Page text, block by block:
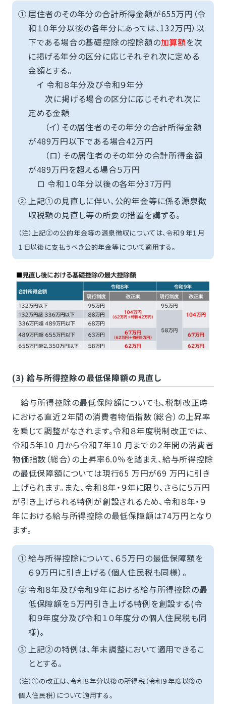
① 居住者のその年分の合計所得金額が655万円（令
和１０年分以後の各年分にあっては、132万円）以
下である場合の基礎控除の控除額の加算額を次
に掲げる年分の区分に応じそれぞれ次に定める
金額とする。
イ 令和８年分及び令和９年分
次に掲げる場合の区分に応じそれぞれ次に
定める金額
（イ）その居住者のその年分の合計所得金額
が489万円以下である場合42万円
（ロ）その居住者のその年分の合計所得金額
が489万円を超える場合５万円
ロ 令和１０年分以後の各年分37万円
② 上記①の見直しに伴い、公的年金等に係る源泉徴
収税額の見直し等の所要の措置を講ずる。
（注）上記②の公的年金等の源泉徴収については、令和９年１月
１日以後に支払うべき公的年金等について適用する。
(3) 給与所得控除の最低保障額の見直し
給与所得控除の最低保障額についても、税制改正時
における直近２年間の消費者物価指数（総合）の上昇率
を乗じて調整がなされます。令和８年度税制改正では、
令和５年10 月から令和７年10 月までの２年間の消費者
物価指数（総合）の上昇率6.0％を踏まえ、給与所得控除
の最低保障額については現行65 万円が69 万円に引き
上げられます。また、令和８年・９年に限り、さらに５万円
が引き上げられる特例が創設されるため、令和８年・９
年における給与所得控除の最低保障額は74万円となり
ます。
①給与所得控除について、６５万円の最低保障額を
６９万円に引き上げる（個人住民税も同様）。
②令和８年及び令和９年における給与所得控除の最
低保障額を５万円引き上げる特例を創設する(令
和９年度分及び令和１０年度分の個人住民税も同
様)。
③上記②の特例は、年末調整において適用できるこ
ととする。
（注）①の改正は、令和８年分以後の所得税（令和９年度以後の
個人住民税）について適用する。